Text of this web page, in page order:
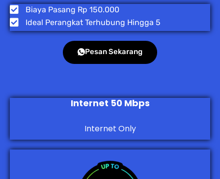
Biaya Pasang Rp 150.000
Ideal Perangkat Terhubung Hingga 5
Pesan Sekarang
Internet 50 Mbps
Internet Only